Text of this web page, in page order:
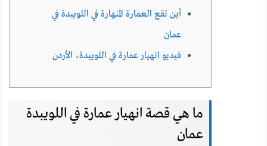
أين تقع العمارة المنهارة في اللويبدة في
عمان
فيديو انهيار عمارة في اللويبدة، الأردن
ما هي قصة انهيار عمارة في اللويبدة
عمان